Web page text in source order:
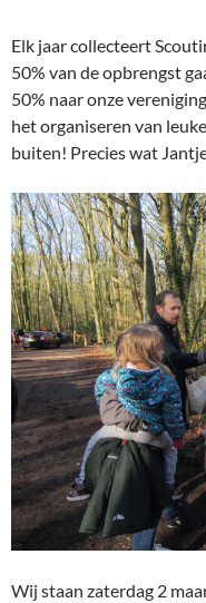
Elk jaar collecteert
50% van de opbrengst
50% naar onze
het organiseren van
buiten! Precies wat
Wij staan zaterdag 2